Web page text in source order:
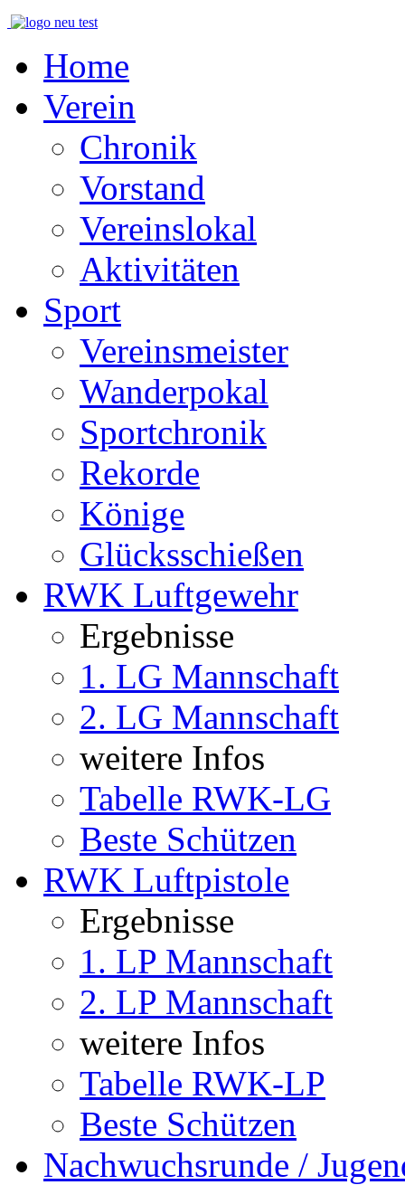
Home
Verein
Chronik
Vorstand
Vereinslokal
Aktivitäten
Sport
Vereinsmeister
Wanderpokal
Sportchronik
Rekorde
Könige
Glücksschießen
RWK Luftgewehr
Ergebnisse
1. LG Mannschaft
2. LG Mannschaft
weitere Infos
Tabelle RWK-LG
Beste Schützen
RWK Luftpistole
Ergebnisse
1. LP Mannschaft
2. LP Mannschaft
weitere Infos
Tabelle RWK-LP
Beste Schützen
Nachwuchsrunde /